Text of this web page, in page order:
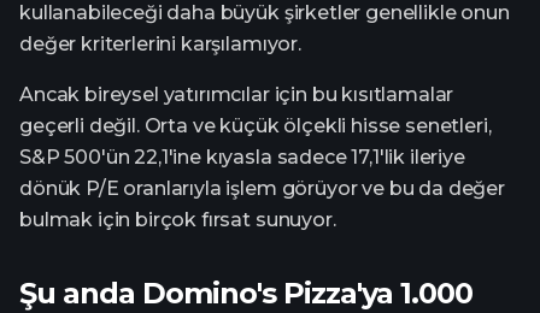
kullanabileceği daha büyük şirketler genellikle onun
değer kriterlerini karşılamıyor.
Ancak bireysel yatırımcılar için bu kısıtlamalar
geçerli değil. Orta ve küçük ölçekli hisse senetleri,
S&P 500'ün 22,1'ine kıyasla sadece 17,1'lik ileriye
dönük P/E oranlarıyla işlem görüyor ve bu da değer
bulmak için birçok fırsat sunuyor.
Şu anda Domino's Pizza'ya 1.000